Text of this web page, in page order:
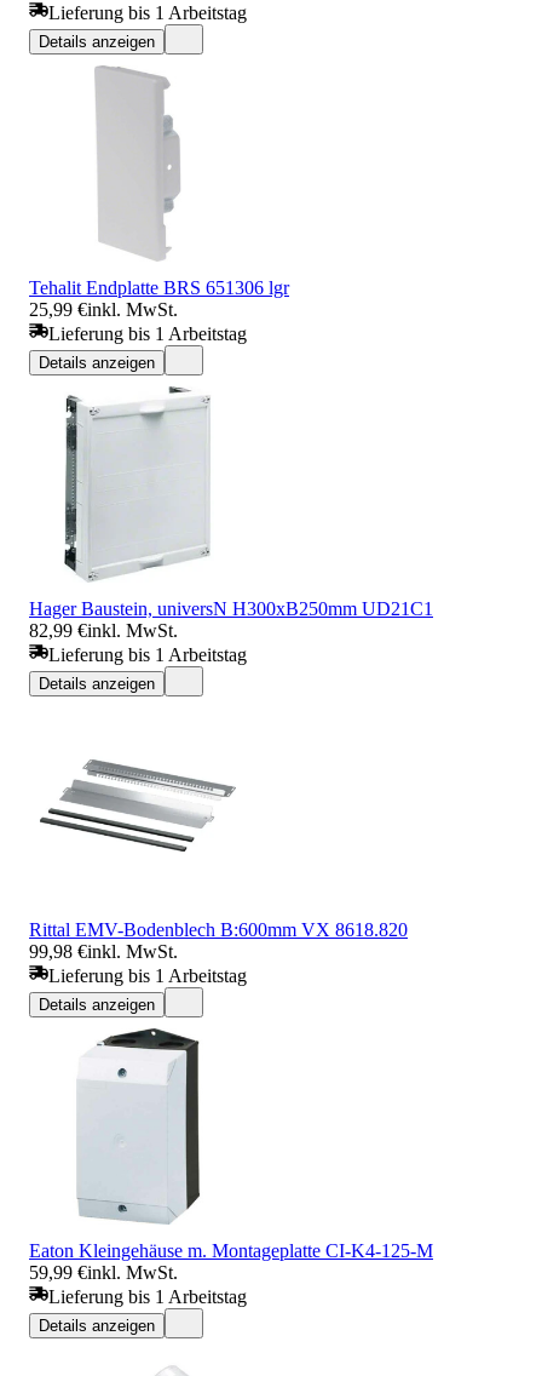
Lieferung bis 1 Arbeitstag
Details anzeigen
Tehalit Endplatte BRS 651306 lgr
25,99 €inkl. MwSt.
Lieferung bis 1 Arbeitstag
Details anzeigen
Hager Baustein, universN H300xB250mm UD21C1
82,99 €inkl. MwSt.
Lieferung bis 1 Arbeitstag
Details anzeigen
Rittal EMV-Bodenblech B:600mm VX 8618.820
99,98 €inkl. MwSt.
Lieferung bis 1 Arbeitstag
Details anzeigen
Eaton Kleingehäuse m. Montageplatte CI-K4-125-M
59,99 €inkl. MwSt.
Lieferung bis 1 Arbeitstag
Details anzeigen